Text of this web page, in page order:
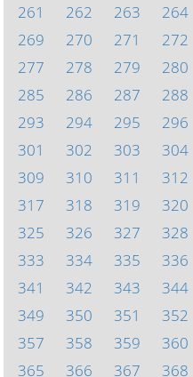
261
262 263 264
269
270 271 272
277
278 279 280
285
286 287 288
293
294 295 296
301
302 303 304
309
310 311 312
317
318 319 320
325
326 327 328
333
334 335 336
341
342 343 344
349
350 351 352
357
358 359 360
365
366 367 368